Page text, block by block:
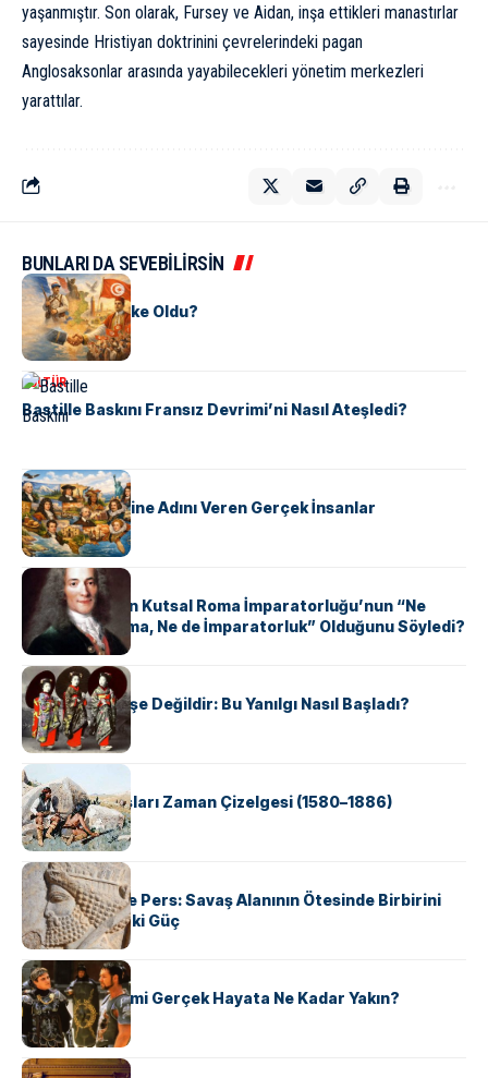
yaşanmıştır. Son olarak, Fursey ve Aidan, inşa ettikleri manastırlar
sayesinde Hristiyan doktrinini çevrelerindeki pagan
Anglosaksonlar arasında yayabilecekleri yönetim merkezleri
yarattılar.
BUNLARI DA SEVEBİLİRSİN
KÜLTÜR
Tunus Nasıl Ülke Oldu?
KÜLTÜR
Bastille Baskını Fransız Devrimi’ni Nasıl Ateşledi?
KÜLTÜR
ABD Eyaletlerine Adını Veren Gerçek İnsanlar
KÜLTÜR
Voltaire Neden Kutsal Roma İmparatorluğu’nun “Ne
Kutsal, Ne Roma, Ne de İmparatorluk” Olduğunu Söyledi?
KÜLTÜR
Geyşalar Fahişe Değildir: Bu Yanılgı Nasıl Başladı?
KÜLTÜR
Apache Savaşları Zaman Çizelgesi (1580–1886)
KÜLTÜR
Antik Yunan ve Pers: Savaş Alanının Ötesinde Birbirini
Şekillendiren İki Güç
KÜLTÜR
‘Gladiator’ Filmi Gerçek Hayata Ne Kadar Yakın?
KÜLTÜR